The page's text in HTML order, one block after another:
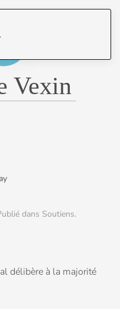
Vexin
dans Soutiens.
délibère à la majorité